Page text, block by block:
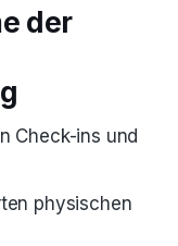
der
Check-ins und
physischen